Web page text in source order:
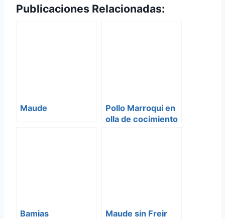
Publicaciones Relacionadas:
Maude
Pollo Marroqui en
olla de cocimiento
Bamias Maude sin Freir